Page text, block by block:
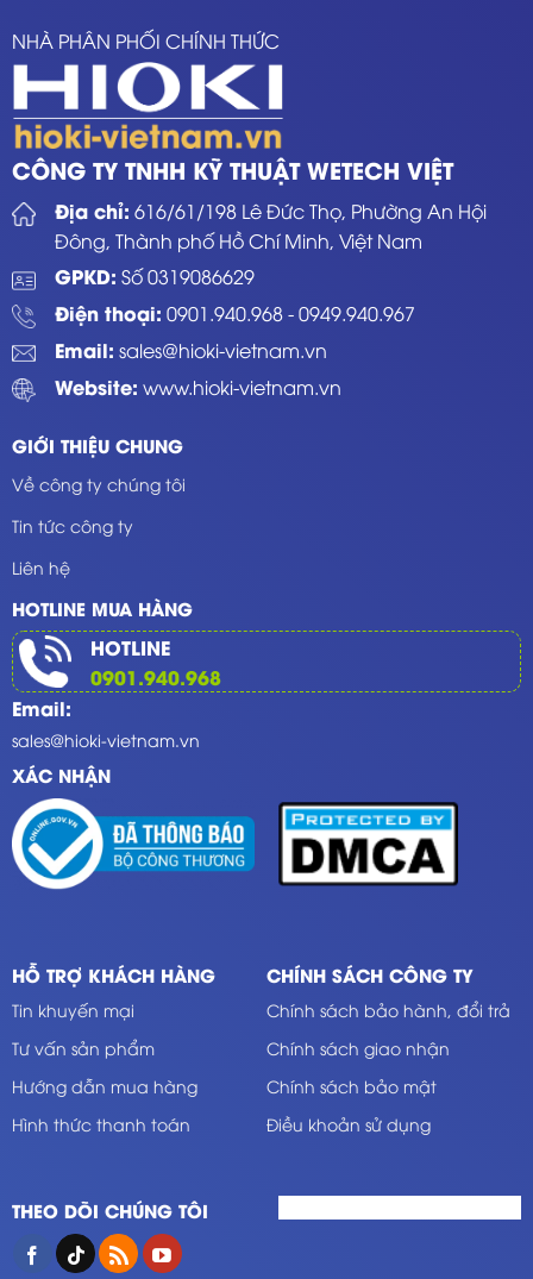
NHÀ PHÂN PHỐI CHÍNH THỨC
CÔNG TY TNHH KỸ THUẬT WETECH VIỆT
Địa chỉ: 616/61/198 Lê Đức Thọ, Phường An Hội
Đông, Thành phố Hồ Chí Minh, Việt Nam
GPKD: Số 0319086629
Điện thoại: 0901.940.968-0949.940.967
Email: sales@hioki-vietnam.vn
Website: www.hioki-vietnam.vn
GIỚI THIỆU CHUNG
Về công ty chúng tôi
Tin tức công ty
Liên hệ
HOTLINE MUA HÀNG
HOTLINE
0901.940.968
Email:
sales@hioki-vietnam.vn
XÁC NHẬN
HỖ TRỢ KHÁCH HÀNG
Tin khuyến mại
Tư vấn sản phẩm
Hướng dẫn mua hàng
Hình thức thanh toán
CHÍNH SÁCH CÔNG TY
Chính sách bảo hành, đổi trả
Chính sách giao nhận
Chính sách bảo mật
Điều khoản sử dụng
THEO DÕI CHÚNG TÔI